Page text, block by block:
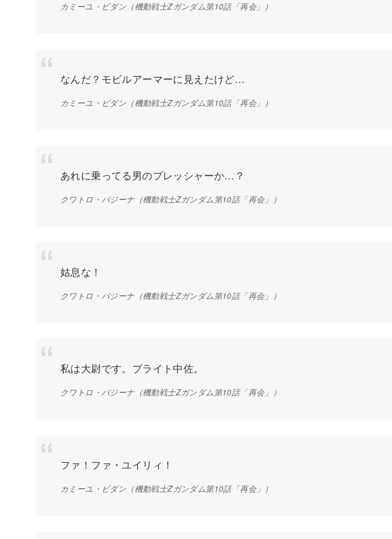
カミーユ・ビダン （機動戦士Zガンダム第10話「再会」）
なんだ？モビルアーマーに見えたけど…
カミーユ・ビダン （機動戦士Zガンダム第10話「再会」）
あれに乗ってる男のプレッシャーか…？
クワトロ・バジーナ（機動戦士Zガンダム第10話「再会」）
姑息な！
クワトロ・バジーナ（機動戦士Zガンダム第10話「再会」）
私は大尉です。ブライト中佐。
クワトロ・バジーナ（機動戦士Zガンダム第10話「再会」）
ファ！ファ・ユイリィ！
カミーユ・ビダン （機動戦士Zガンダム第10話「再会」）